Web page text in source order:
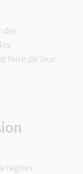
des
faire de leur
région